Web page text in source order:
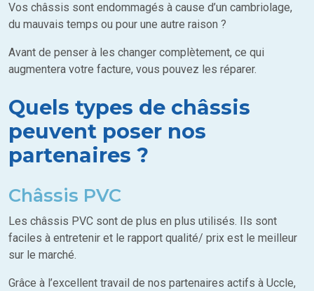
Vos châssis sont endommagés à cause d’un cambriolage,
du mauvais temps ou pour une autre raison ?
Avant de penser à les changer complètement, ce qui
augmentera votre facture, vous pouvez les réparer.
Quels types de châssis
peuvent poser nos
partenaires ?
Châssis PVC
Les châssis PVC sont de plus en plus utilisés. Ils sont
faciles à entretenir et le rapport qualité/ prix est le meilleur
sur le marché.
Grâce à l’excellent travail de nos partenaires actifs à Uccle,